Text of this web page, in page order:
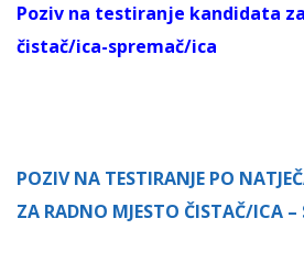
Poziv na testiranje kandidata
čistač/ica-spremač/ica
POZIV NA TESTIRANJE PO
ZA RADNO MJESTO ČISTAČ/ICA –